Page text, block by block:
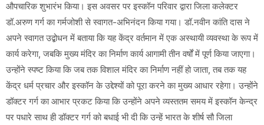
औपचारिक शुभारंभ किया। इस अवसर पर इस्कॉन परिवार द्वारा जिला कलेक्टर
डॉ.अरुण गर्ग का गर्मजोशी से स्वागत-अभिनंदन किया गया। डॉ.नवीन कांति दास ने
अपने स्वागत उद्बोधन में बताया कि यह केंद्र वर्तमान में एक अस्थायी व्यवस्था के रूप में
कार्य करेगा, जबकि मुख्य मंदिर का निर्माण कार्य आगामी तीन वर्षों में पूर्ण किया जाएगा।
उन्होंने स्पष्ट किया कि जब तक विशाल मंदिर का निर्माण नहीं हो जाता, तब तक यह
केंद्र धर्म प्रचार और इस्कॉन के उद्देश्यों को पूरा करने का मुख्य आधार रहेगा। उन्होंने
डॉक्टर गर्ग का आभार प्रकट किया कि उन्होंने अपने व्यस्ततम समय में इस्कॉन केन्द्र
पर पधारे साथ ही डॉक्टर गर्ग को बधाई भी दी कि उन्हें भारत के शीर्ष सौ जिला